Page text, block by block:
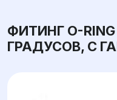
ФИТИНГ O-
ГРАДУСОВ, С